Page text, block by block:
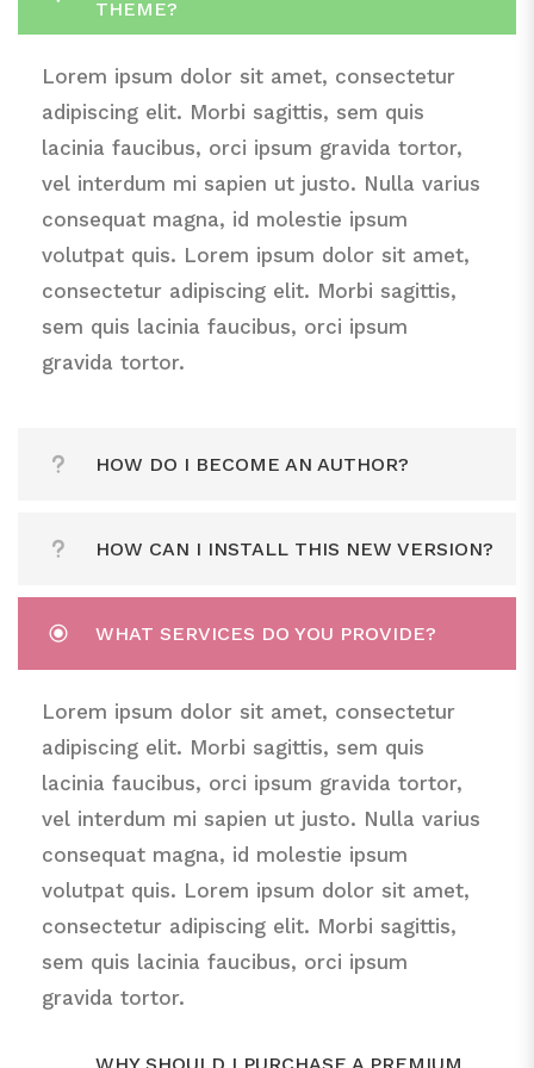
adipiscing elit. Morbi sagittis, sem quis
vel interdum mi sapien ut justo. Nulla varius
consequat magna, id molestie ipsum
volutpat quis. Lorem ipsum dolor sit amet,
consectetur adipiscing elit. Morbi sagittis,
sem quis lacinia faucibus, orci ipsum
gravida tortor.
THEME?
Lorem ipsum dolor sit amet, consectetur
adipiscing elit. Morbi sagittis, sem quis
lacinia faucibus, orci ipsum gravida tortor,
vel interdum mi sapien ut justo. Nulla varius
consequat magna, id molestie ipsum
volutpat quis. Lorem ipsum dolor sit amet,
consectetur adipiscing elit. Morbi sagittis,
sem quis lacinia faucibus, orci ipsum
gravida tortor.
HOW DO I BECOME AN AUTHOR?
Lorem ipsum dolor sit amet, consectetur
vel interdum mi sapien ut justo. Nulla varius
volutpat quis. Lorem ipsum dolor sit amet,
consectetur adipiscing elit. Morbi sagittis,
sem quis lacinia faucibus, orci ipsum
gravida tortor.
HOW CAN I INSTALL THIS NEW VERSION?
Lorem ipsum dolor sit amet, consectetur
lacinia faucibus, orci ipsum gravida tortor,
vel interdum mi sapien ut justo. Nulla varius
consequat magna, id molestie ipsum
volutpat quis. Lorem ipsum dolor sit amet,
consectetur adipiscing elit. Morbi sagittis,
sem quis lacinia faucibus, orci ipsum
gravida tortor.
WHAT SERVICES DO YOU PROVIDE?
Lorem ipsum dolor sit amet, consectetur
adipiscing elit. Morbi sagittis, sem quis
lacinia faucibus, orci ipsum gravida tortor,
vel interdum mi sapien ut justo. Nulla varius
consequat magna, id molestie ipsum
volutpat quis. Lorem ipsum dolor sit amet,
consectetur adipiscing elit. Morbi sagittis,
sem quis lacinia faucibus, orci ipsum
gravida tortor.